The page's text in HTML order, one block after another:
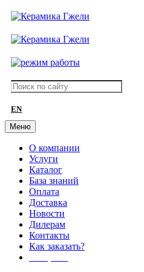
EN
Меню
О компании
Услуги
Каталог
База знаний
Оплата
Доставка
Новости
Дилерам
Контакты
Как заказать?